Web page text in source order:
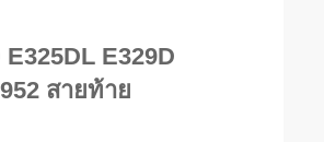
E329D
สายท้าย